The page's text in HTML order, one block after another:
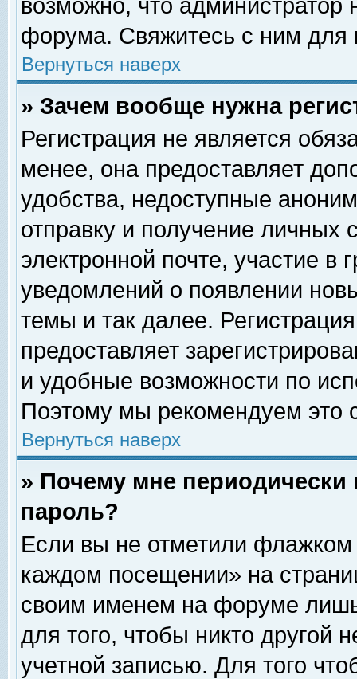
возможно, что
форума. Свяжитесь с ним для
Вернуться наверх
» Зачем вообще нужна
Регистрация не является
менее, она предоставляет
удобства, недоступные
отправку и получение личных
электронной почте, участие в
уведомлений о появлении
темы и так далее.
предоставляет
и удобные возможности по
Поэтому мы рекомендуем это
Вернуться наверх
» Почему мне
пароль?
Если вы не отметили флажком
каждом посещении» на
своим именем на форуме
для того, чтобы никто другой
учетной записью. Для того